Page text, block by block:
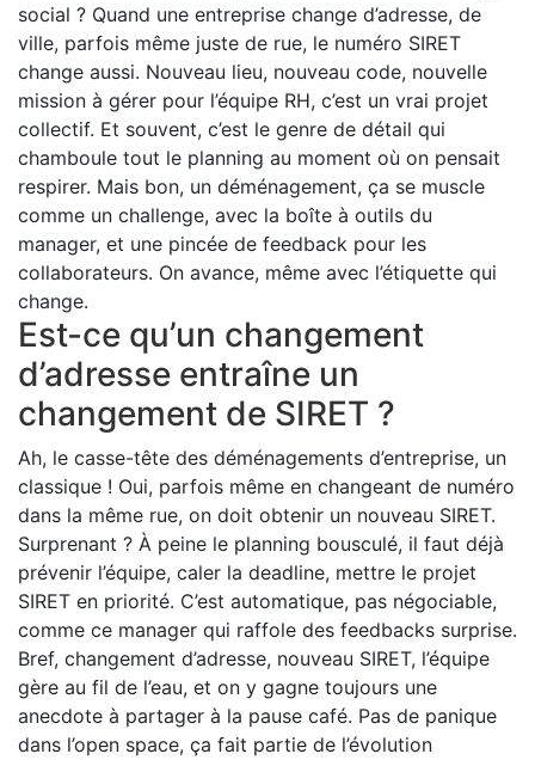
social ? Quand une entreprise change d’adresse, de
ville, parfois même juste de rue, le numéro SIRET
change aussi. Nouveau lieu, nouveau code, nouvelle
mission à gérer pour l’équipe RH, c’est un vrai projet
collectif. Et souvent, c’est le genre de détail qui
chamboule tout le planning au moment où on pensait
respirer. Mais bon, un déménagement, ça se muscle
comme un challenge, avec la boîte à outils du
manager, et une pincée de feedback pour les
collaborateurs. On avance, même avec l’étiquette qui
change.
Est-ce qu’un changement
d’adresse entraîne un
changement de SIRET ?
Ah, le casse-tête des déménagements d’entreprise, un
classique ! Oui, parfois même en changeant de numéro
dans la même rue, on doit obtenir un nouveau SIRET.
Surprenant ? À peine le planning bousculé, il faut déjà
prévenir l’équipe, caler la deadline, mettre le projet
SIRET en priorité. C’est automatique, pas négociable,
comme ce manager qui raffole des feedbacks surprise.
Bref, changement d’adresse, nouveau SIRET, l’équipe
gère au fil de l’eau, et on y gagne toujours une
anecdote à partager à la pause café. Pas de panique
dans l’open space, ça fait partie de l’évolution